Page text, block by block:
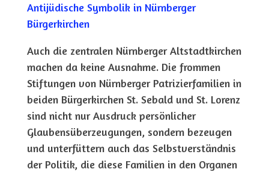
Antijüdische Symbolik in Nürnberger
Bürgerkirchen
Auch die zentralen Nürnberger Altstadtkirchen
machen da keine Ausnahme. Die frommen
Stiftungen von Nürnberger Patrizierfamilien in
beiden Bürgerkirchen St. Sebald und St. Lorenz
sind nicht nur Ausdruck persönlicher
Glaubensüberzeugungen, sondern bezeugen
und unterfüttern auch das Selbstverständnis
der Politik, die diese Familien in den Organen